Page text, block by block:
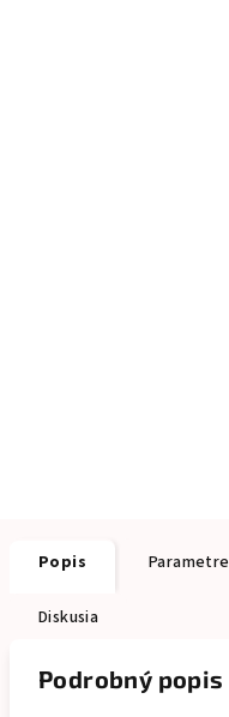
Popis Parametre
Diskusia
Podrobný popis